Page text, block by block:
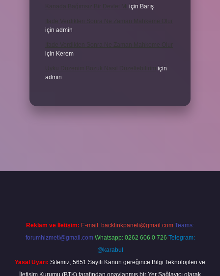
için Barış
için admin
için Kerem
için
admin
Reklam ve İletişim: E-mail: backlinkpaneli@gmail.com Teams:
forumhizmeti@gmail.com Whatsapp: 0262 606 0 726 Telegram:
@karabul
Yasal Uyarı: Sitemiz, 5651 Sayılı Kanun gereğince Bilgi Teknolojileri ve
İletişim Kurumu (BTK) tarafından onaylanmış bir Yer Sağlayıcı olarak